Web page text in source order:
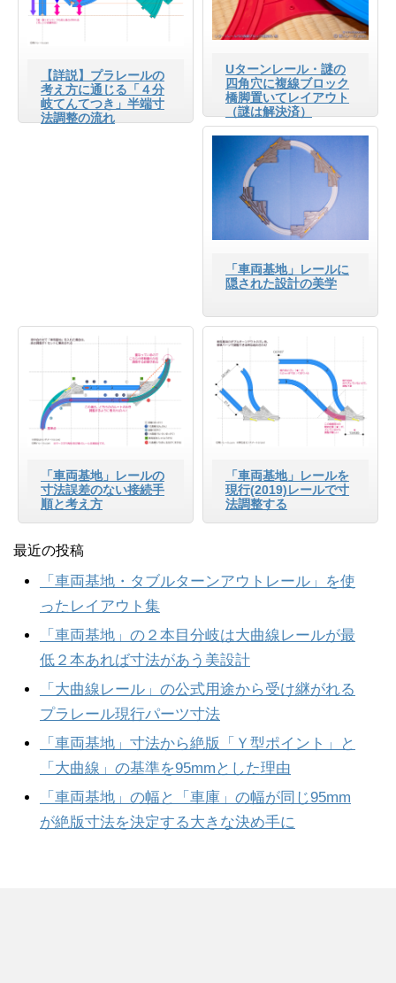
【詳説】プラレールの
考え方に通じる「４分
岐てんてつき」半端寸
法調整の流れ
Uターンレール・謎の
四角穴に複線ブロック
橋脚置いてレイアウト
（謎は解決済）
「車両基地」レールに
隠された設計の美学
「車両基地」レールの
寸法誤差のない接続手
順と考え方
「車両基地」レールを
現行(2019)レールで寸
法調整する
最近の投稿
「車両基地・タブルターンアウトレール」を使
ったレイアウト集
「車両基地」の２本目分岐は大曲線レールが最
低２本あれば寸法があう美設計
「大曲線レール」の公式用途から受け継がれる
プラレール現行パーツ寸法
「車両基地」寸法から絶版「Ｙ型ポイント」と
「大曲線」の基準を95mmとした理由
「車両基地」の幅と「車庫」の幅が同じ95mm
が絶版寸法を決定する大きな決め手に